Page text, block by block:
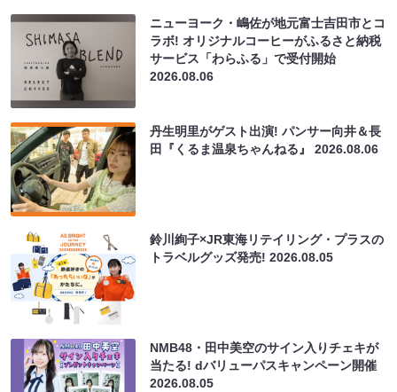
ニューヨーク・嶋佐が地元富士吉田市とコ
ラボ! オリジナルコーヒーがふるさと納税
サービス「わらふる」で受付開始
2026.08.06
丹生明里がゲスト出演! パンサー向井＆長
田『くるま温泉ちゃんねる』2026.08.06
鈴川絢子×JR東海リテイリング・プラスの
トラベルグッズ発売!2026.08.05
NMB48・田中美空のサイン入りチェキが
当たる! dバリューパスキャンペーン開催
2026.08.05